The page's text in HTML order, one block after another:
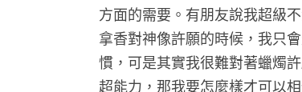
方面的需要。有朋友說我超級
拿香對神像許願的時候，我只
慣，可是其實我很難對著蠟燭
超能力，那我要怎麼樣才可以